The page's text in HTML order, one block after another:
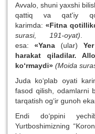
Avvalo, shuni yaxshi
qattiq va qat'iy
karimda: «Fitna
surasi, 191-oyat) .
esa: «Yana (ular)
harakat qiladilar.
ko‘rmaydi» (Moida
Juda ko‘plab oyati
fasod qilish, odamlarni
tarqatish og‘ir gunoh
Endi do‘ppini
Yurtboshimizning